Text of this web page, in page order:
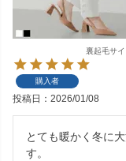
裏起毛サ
購入者
投稿日 2026/01/08
とても暖かく冬に
す。